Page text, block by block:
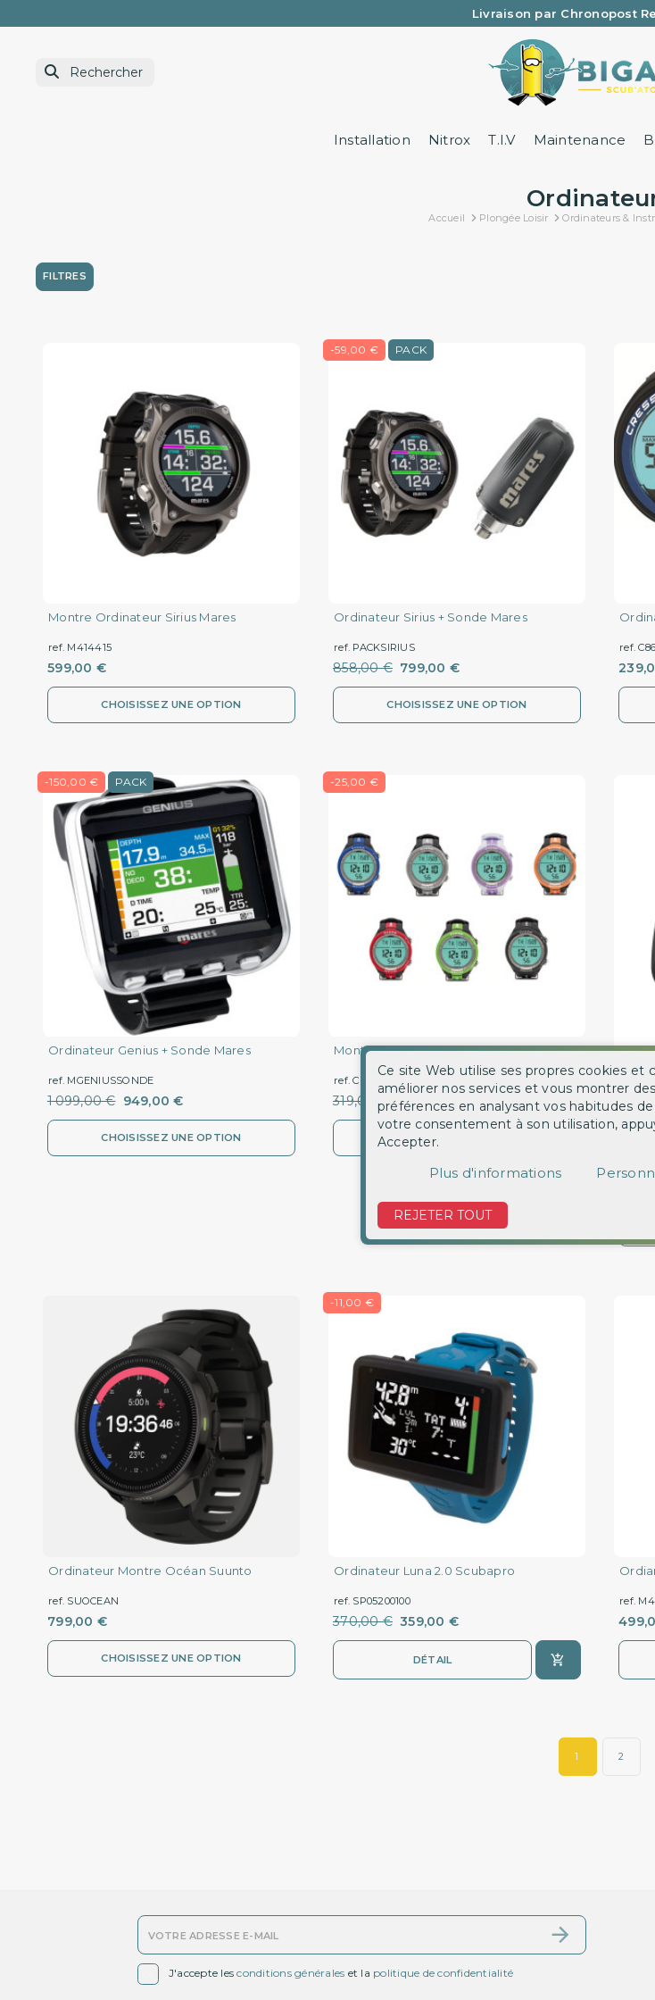
Une question ? Un renseignement
Livraison par Chronopost
Installation Nitrox T.I.V Maintenance
Accueil Plongée Loisir Ordinateurs &
FILTRES
Montre Ordinateur Sirius Mares
ref. M414415
599,00 €
CHOISISSEZ UNE OPTION
-59,00 € PACK
Ordinateur Sirius + Sonde Mares
ref. PACKSIRIUS
858,00 € 799,00 €
CHOISISSEZ UNE OPTION
ref.
-150,00 € PACK
Ordinateur Genius + Sonde Mares
ref. MGENIUSSONDE
1 099,00 € 949,00 €
CHOISISSEZ UNE OPTION
-25,00 €
Montre Ordinateur Néon Cressi
ref. CNEON
319,00 € 294,00 €
CHOISISSEZ UNE OPTION
ref.
Ordinateur Montre Océan Suunto
ref. SUOCEAN
799,00 €
CHOISISSEZ UNE OPTION
-11,00 €
Ordinateur Luna 2.0 Scubapro
ref. SP05200100
370,00 € 359,00 €
DÉTAIL
ref.
1 2
J'accepte lesconditions générales et la politique de confidentialité
Ce site Web utilise ses propres cookies et
améliorer nos services et vous montrer
préférences en analysant vos habitudes
votre consentement à son utilisation,
Accepter.
Plus d'informations
REJETER TOUT